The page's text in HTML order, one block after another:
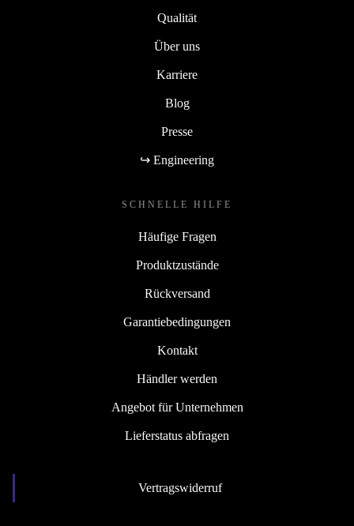
Qualität
Über uns
Karriere
Blog
Presse
↪ Engineering
SCHNELLE HILFE
Häufige Fragen
Produktzustände
Rückversand
Garantiebedingungen
Kontakt
Händler werden
Angebot für Unternehmen
Lieferstatus abfragen
Vertragswiderruf